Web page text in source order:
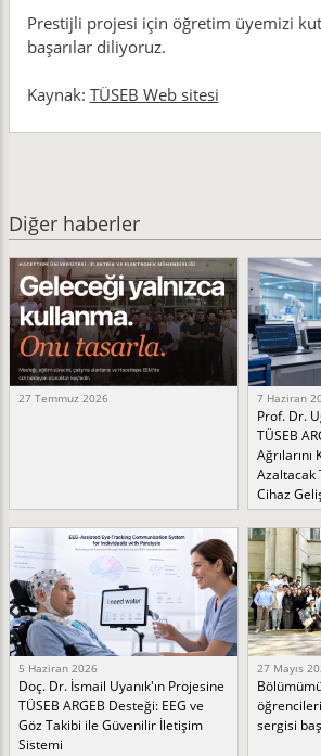
Prestijli projesi için öğretim üyemizi
başarılar diliyoruz.
Kaynak: TÜSEB Web sitesi
Diğer haberler
27 Temmuz 2026 7 Haziran
Prof. Dr.
TÜSEB
Azaltacak
Cihaz
5 Haziran 2026
Doç. Dr. İsmail Uyanık'ın Projesine
TÜSEB ARGEB Desteği: EEG ve
Göz Takibi ile Güvenilir İletişim
Sistemi
27 Mayıs
sergisi